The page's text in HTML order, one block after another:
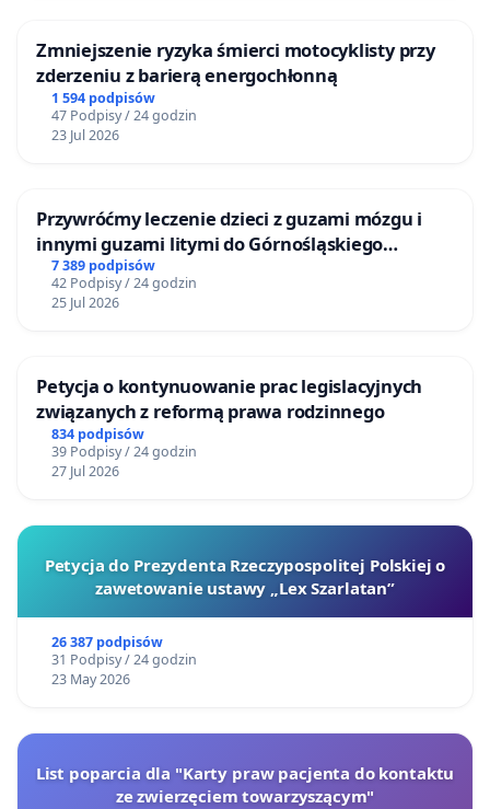
Zmniejszenie ryzyka śmierci motocyklisty przy
zderzeniu z barierą energochłonną
1 594 podpisów
47 Podpisy / 24 godzin
23 Jul 2026
Przywróćmy leczenie dzieci z guzami mózgu i
innymi guzami litymi do Górnośląskiego
Centrum Zdrowia Dziecka w Katowicach
7 389 podpisów
42 Podpisy / 24 godzin
25 Jul 2026
Petycja o kontynuowanie prac legislacyjnych
związanych z reformą prawa rodzinnego
834 podpisów
39 Podpisy / 24 godzin
27 Jul 2026
Petycja do Prezydenta Rzeczypospolitej Polskiej o
zawetowanie ustawy „Lex Szarlatan”
26 387 podpisów
31 Podpisy / 24 godzin
23 May 2026
List poparcia dla "Karty praw pacjenta do kontaktu
ze zwierzęciem towarzyszącym"